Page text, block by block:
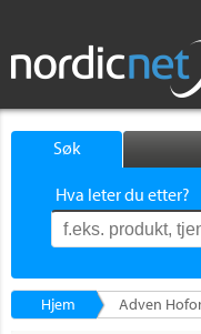
Søk
Hva leter du etter?
Hjem Adven